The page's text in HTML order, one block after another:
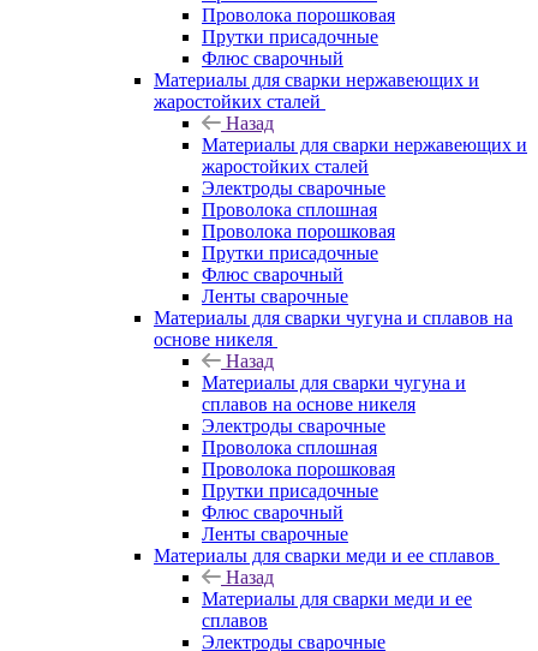
Проволока порошковая
Прутки присадочные
Флюс сварочный
Материалы для сварки нержавеющих и
жаростойких сталей
Назад
Материалы для сварки нержавеющих и
жаростойких сталей
Электроды сварочные
Проволока сплошная
Проволока порошковая
Прутки присадочные
Флюс сварочный
Ленты сварочные
Материалы для сварки чугуна и сплавов на
основе никеля
Назад
Материалы для сварки чугуна и
сплавов на основе никеля
Электроды сварочные
Проволока сплошная
Проволока порошковая
Прутки присадочные
Флюс сварочный
Ленты сварочные
Материалы для сварки меди и ее сплавов
Назад
Материалы для сварки меди и ее
сплавов
Электроды сварочные